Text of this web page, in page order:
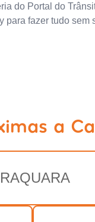
do Portal do
para fazer tudo sem
a